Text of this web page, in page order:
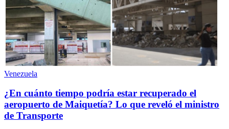
Venezuela
¿En cuánto tiempo podría estar recuperado el
aeropuerto de Maiquetía? Lo que reveló el ministro
de Transporte